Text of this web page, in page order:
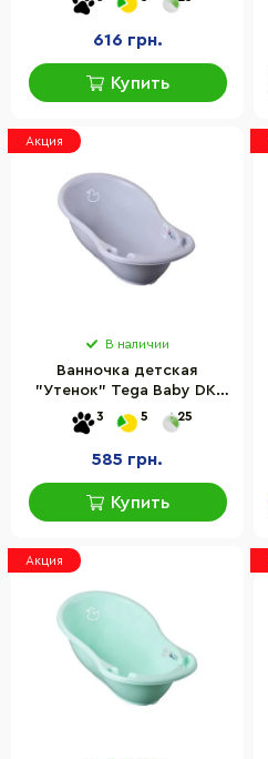
сливом, 86 см
616 грн.
Купить
Акция
В наличии
Ванночка детская
"Утенок" Tega Baby DK-
004-122 серый, 86 см
3 5 25
585 грн.
Купить
Акция